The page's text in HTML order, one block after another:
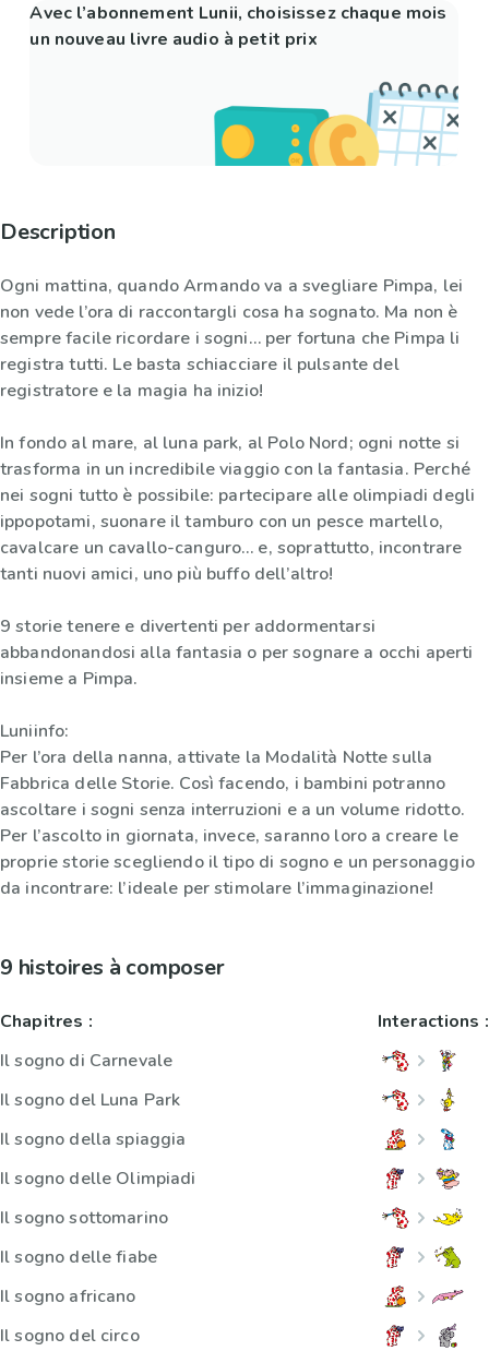
Avec l’abonnement Lunii, choisissez chaque mois
un nouveau livre audio à petit prix
Description
Ogni mattina, quando Armando va a svegliare Pimpa, lei
non vede l’ora di raccontargli cosa ha sognato. Ma non è
sempre facile ricordare i sogni… per fortuna che Pimpa li
registra tutti. Le basta schiacciare il pulsante del
registratore e la magia ha inizio!
In fondo al mare, al luna park, al Polo Nord; ogni notte si
trasforma in un incredibile viaggio con la fantasia. Perché
nei sogni tutto è possibile: partecipare alle olimpiadi degli
ippopotami, suonare il tamburo con un pesce martello,
cavalcare un cavallo-canguro… e, soprattutto, incontrare
tanti nuovi amici, uno più buffo dell’altro!
9 storie tenere e divertenti per addormentarsi
abbandonandosi alla fantasia o per sognare a occhi aperti
insieme a Pimpa.
Luniinfo:
Per l’ora della nanna, attivate la Modalità Notte sulla
Fabbrica delle Storie. Così facendo, i bambini potranno
ascoltare i sogni senza interruzioni e a un volume ridotto.
Per l’ascolto in giornata, invece, saranno loro a creare le
proprie storie scegliendo il tipo di sogno e un personaggio
da incontrare: l’ideale per stimolare l’immaginazione!
9 histoires à composer
Chapitres :
Il sogno di Carnevale
Il sogno del Luna Park
Il sogno della spiaggia
Il sogno delle Olimpiadi
Il sogno sottomarino
Il sogno delle fiabe
Il sogno africano
Il sogno del circo
Interactions :